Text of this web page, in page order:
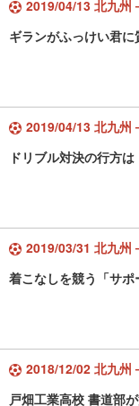
2019/04/13 北九州
ギランがふっけい君
2019/04/13 北九州
ドリブル対決の行方
2019/03/31 北九州
着こなしを競う「サポ
2018/12/02 北九州
戸畑工業高校 書道部